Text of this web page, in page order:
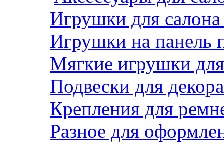
Игрушки для
Игрушки на панель
Мягкие игрушки
Подвески для декора
Крепления для
Разное для